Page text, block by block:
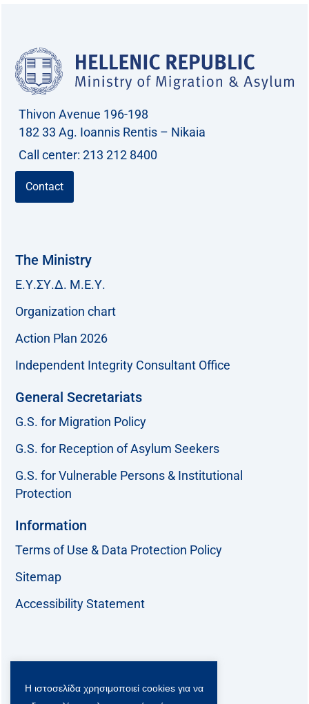
Thivon Avenue 196-198
182 33 Ag. Ioannis Rentis – Nikaia
Call center: 213 212 8400
Contact
The Ministry
Ε.Υ.ΣΥ.Δ. Μ.Ε.Υ.
Organization chart
Action Plan 2026
Independent Integrity Consultant Office
General Secretariats
G.S. for Migration Policy
G.S. for Reception of Asylum Seekers
G.S. for Vulnerable Persons & Institutional
Protection
Information
Terms of Use & Data Protection Policy
Sitemap
Accessibility Statement
F T L Y
Η ιστοσελίδα χρησιμοποιεί cookies για να